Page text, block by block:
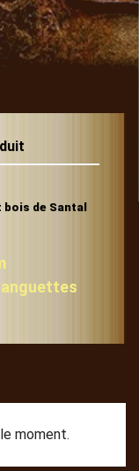
de Santal
moment.